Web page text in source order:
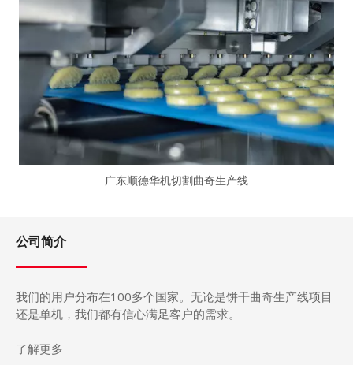
广东顺德华机切割曲奇生产线
公司简介
我们的用户分布在100多个国家。无论是饼干曲奇生产线项目
还是单机，我们都有信心满足客户的需求。
了解更多